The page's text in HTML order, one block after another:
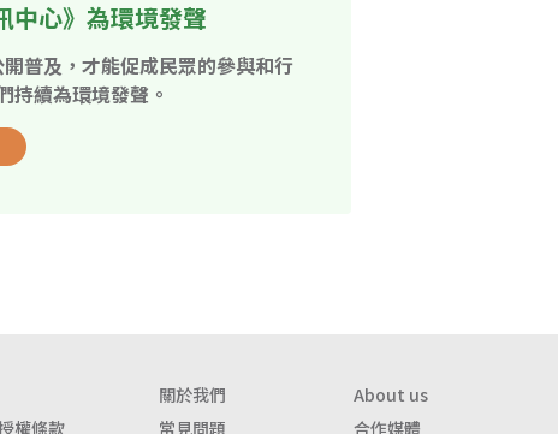
心》為環境發聲
普及，才能促成民眾的參與和行
持續為環境發聲。
關於我們
About us
權條款 常見問題 合作媒體